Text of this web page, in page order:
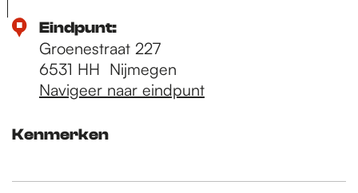
Eindpunt:
Groenestraat 227
6531 HH Nijmegen
Navigeer naar eindpunt
Kenmerken